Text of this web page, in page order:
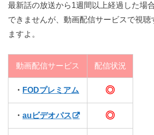
最新話の放送から1週間以上経過した場
できませんが、動画配信サービスで視聴
ますよ。
動画配信サービス 配信状況
・ FODプレミアム ◎
・auビデオパス ◎